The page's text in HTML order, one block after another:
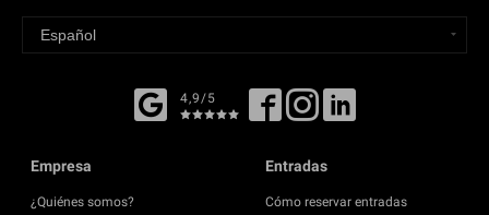
4,9/5
Empresa
¿Quiénes somos?
Entradas
Cómo reservar entradas